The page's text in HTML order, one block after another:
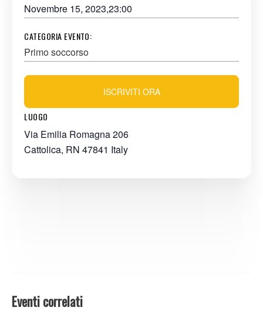
Novembre 15, 2023,23:00
CATEGORIA EVENTO:
Primo soccorso
LUOGO
Via Emilia Romagna 206
Cattolica, RN 47841 Italy
ISCRIVITI ORA
Eventi correlati